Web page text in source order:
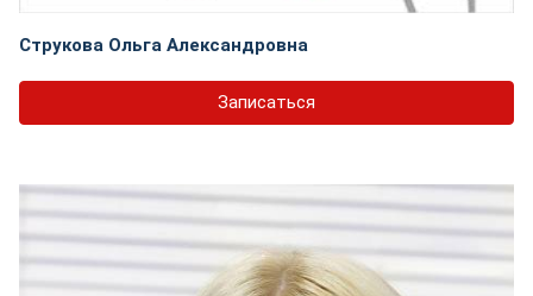
Струкова Ольга Александровна
Записаться